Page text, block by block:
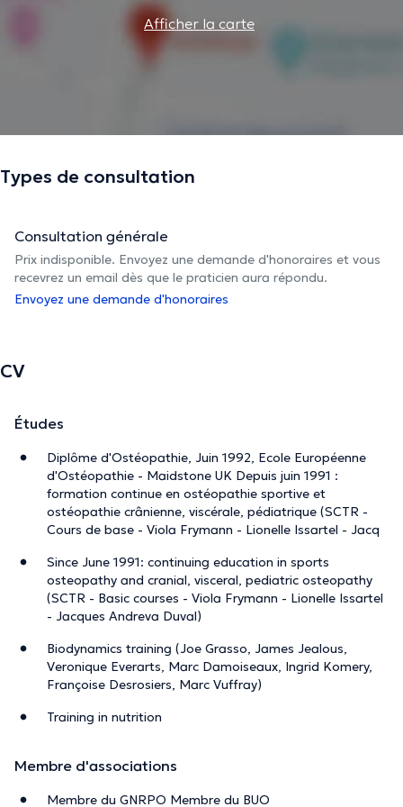
Afficher la carte
Types de consultation
Consultation générale
Prix indisponible. Envoyez une demande d'honoraires et vous
recevrez un email dès que le praticien aura répondu.
Envoyez une demande d'honoraires
CV
Études
Diplôme d'Ostéopathie, Juin 1992, Ecole Européenne
d'Ostéopathie - Maidstone UK Depuis juin 1991 :
formation continue en ostéopathie sportive et
ostéopathie crânienne, viscérale, pédiatrique (SCTR -
Cours de base - Viola Frymann - Lionelle Issartel - Jacq
Since June 1991: continuing education in sports
osteopathy and cranial, visceral, pediatric osteopathy
(SCTR - Basic courses - Viola Frymann - Lionelle Issartel
- Jacques Andreva Duval)
Biodynamics training (Joe Grasso, James Jealous,
Veronique Everarts, Marc Damoiseaux, Ingrid Komery,
Françoise Desrosiers, Marc Vuffray)
Training in nutrition
Membre d'associations
Membre du GNRPO Membre du BUO